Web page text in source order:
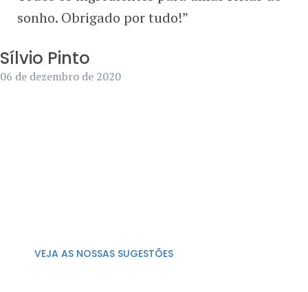
sonho. Obrigado por tudo!”
Sílvio Pinto
06 de dezembro de 2020
VEJA AS NOSSAS SUGESTÕES